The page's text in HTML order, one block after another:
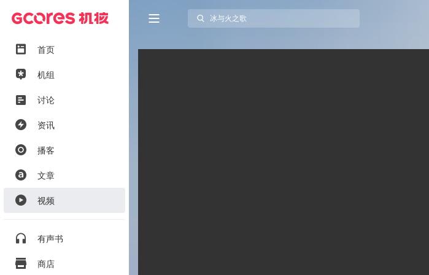
首页
机组
讨论
资讯
播客
文章
视频
有声书
商店